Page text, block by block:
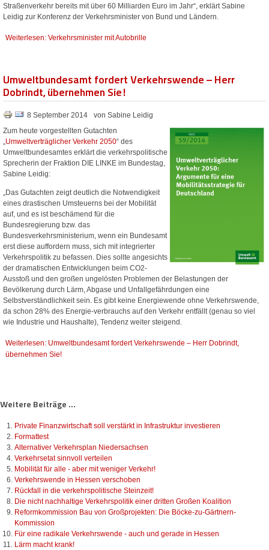
Straßenverkehr bereits mit über 60 Milliarden Euro im Jahr“, erklärt Sabine
Leidig zur Konferenz der Verkehrsminister von Bund und Ländern.
Weiterlesen: Verkehrsminister mit Autobrille
Umweltbundesamt fordert Verkehrswende – Herr
Dobrindt, übernehmen Sie!
8 September 2014
von Sabine Leidig
Zum heute vorgestellten Gutachten
Umweltverträglicher Verkehr 2050“ des
Umweltbundesamtes erklärt die verkehrspolitische
Sprecherin der Fraktion DIE LINKE im Bundestag,
Sabine Leidig:
„Das Gutachten zeigt deutlich die Notwendigkeit
eines drastischen Umsteuerns bei der Mobilität
auf, und es ist beschämend für die
Bundesregierung bzw. das
Bundesverkehrsministerium, wenn ein Bundesamt
erst diese auffordern muss, sich mit integrierter
Verkehrspolitik zu befassen. Dies sollte angesichts
der dramatischen Entwicklungen beim CO2-
Ausstoß und den großen ungelösten Problemen der Belastungen der
Bevölkerung durch Lärm, Abgase und Unfallgefährdungen eine
Selbstverständlichkeit sein. Es gibt keine Energiewende ohne Verkehrswende,
da schon 28% des Energie-verbrauchs auf den Verkehr entfällt (genau so viel
wie Industrie und Haushalte), Tendenz weiter steigend.
Weiterlesen: Umweltbundesamt fordert Verkehrswende – Herr Dobrindt,
übernehmen Sie!
Weitere Beiträge ...
Private Finanzwirtschaft soll verstärkt in Infrastruktur investieren
Formattest
Alternativer Verkehrsplan Niedersachsen
Verkehrsetat sinnvoll verteilen
Mobilität für alle - aber mit weniger Verkehr!
Verkehrswende in Hessen verschoben
Rückfall in die verkehrspolitische Steinzeit!
Die nicht nachhaltige Verkehrspolitik einer dritten Großen Koalition
Reformkommission Bau von Großprojekten: Die Böcke-zu-Gärtnern-
Kommission
Für eine radikale Verkehrswende - auch und gerade in Hessen
Lärm macht krank!